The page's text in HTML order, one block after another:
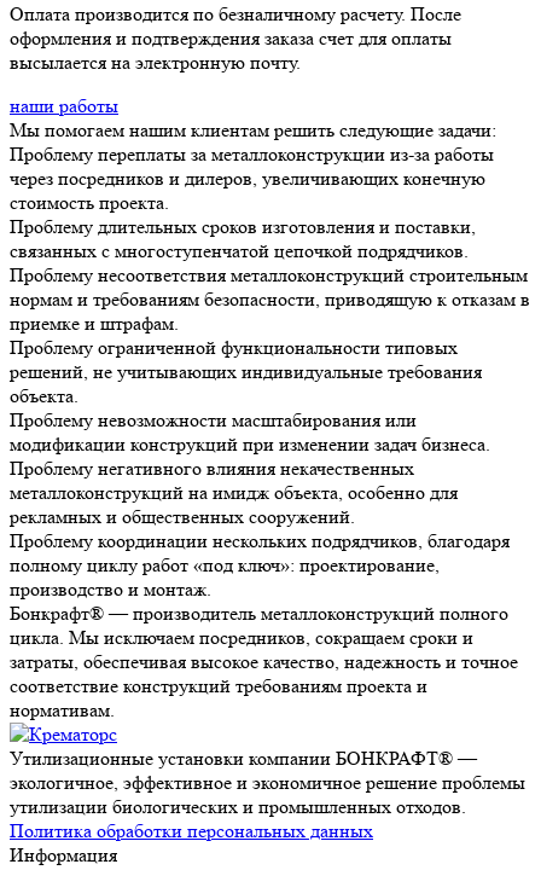
Оплата производится по безналичному расчету. После
оформления и подтверждения заказа счет для оплаты
высылается на электронную почту.
наши работы
Мы помогаем нашим клиентам решить следующие задачи:
Проблему переплаты за металлоконструкции из-за работы
через посредников и дилеров, увеличивающих конечную
стоимость проекта.
Проблему длительных сроков изготовления и поставки,
связанных с многоступенчатой цепочкой подрядчиков.
Проблему несоответствия металлоконструкций строительным
нормам и требованиям безопасности, приводящую к отказам в
приемке и штрафам.
Проблему ограниченной функциональности типовых
решений, не учитывающих индивидуальные требования
объекта.
Проблему невозможности масштабирования или
модификации конструкций при изменении задач бизнеса.
Проблему негативного влияния некачественных
металлоконструкций на имидж объекта, особенно для
рекламных и общественных сооружений.
Проблему координации нескольких подрядчиков, благодаря
полному циклу работ «под ключ»: проектирование,
производство и монтаж.
Бонкрафт® — производитель металлоконструкций полного
цикла. Мы исключаем посредников, сокращаем сроки и
затраты, обеспечивая высокое качество, надежность и точное
соответствие конструкций требованиям проекта и
нормативам.
Утилизационные установки компании БОНКРАФТ® —
экологичное, эффективное и экономичное решение проблемы
утилизации биологических и промышленных отходов.
Политика обработки персональных данных
Информация